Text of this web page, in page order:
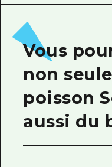
Vous
non
poisson
aussi du